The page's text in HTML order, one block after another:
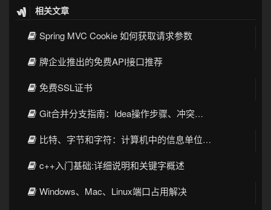
相关文章
Spring MVC Cookie 如何获取请求参数
牌企业推出的免费API接口推荐
免费SSL证书
Git合并分支指南：Idea操作步骤、冲突解决和最佳实践
比特、字节和字符：计算机中的信息单位和数据表示
c++入门基础:详细说明和关键字概述
Windows、Mac、Linux端口占用解决